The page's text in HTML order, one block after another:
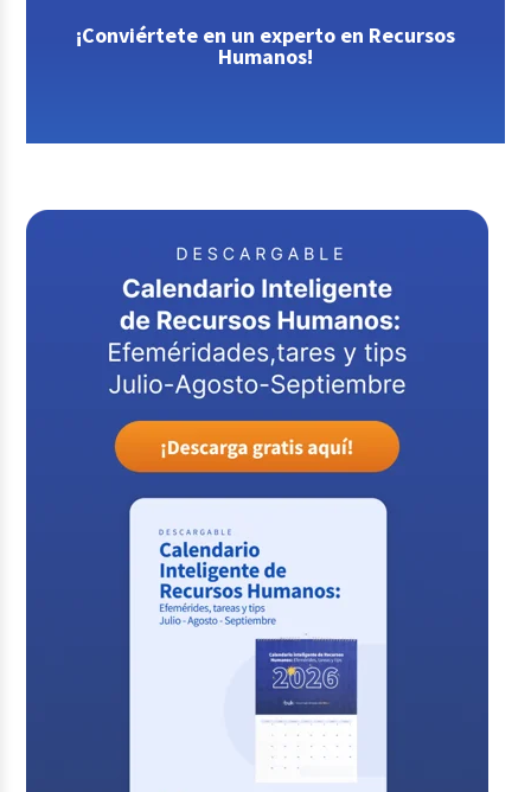
¡Conviértete en un experto en Recursos
Humanos!